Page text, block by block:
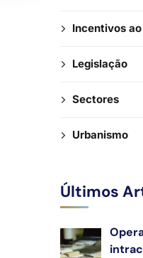
Incentivos
Legislação
Sectores
Urbanismo
Últimos